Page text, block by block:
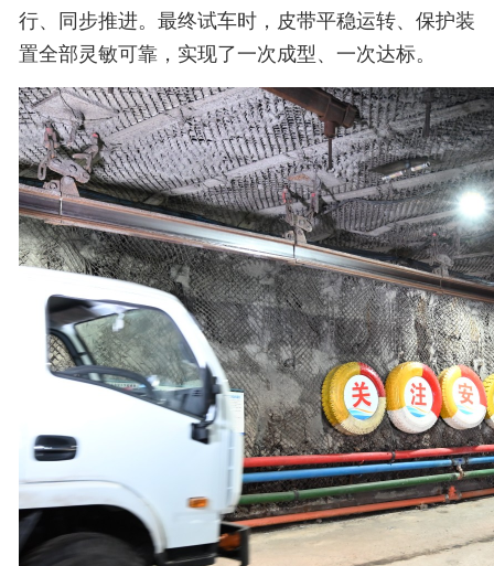
行、同步推进。最终试车时，皮带平稳运转、保护装
置全部灵敏可靠，实现了一次成型、一次达标。